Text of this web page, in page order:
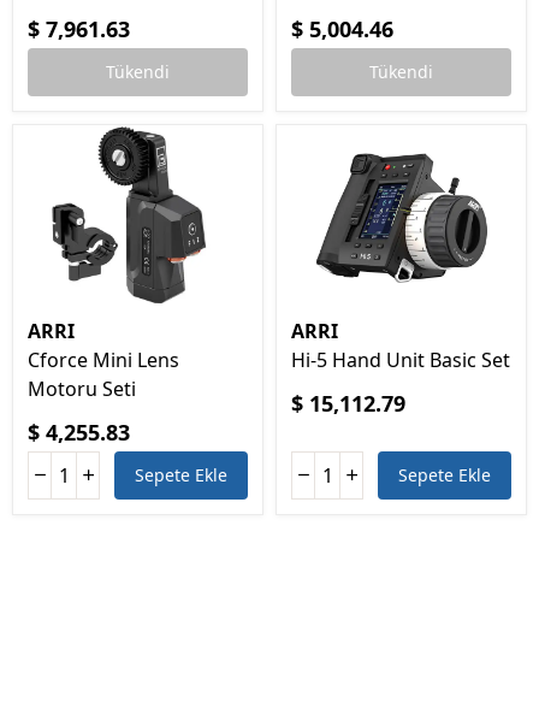
$ 7,961.63
Tükendi
$ 5,004.46
Tükendi
ARRI
Cforce Mini Lens
Motoru Seti
$ 4,255.83
Sepete Ekle
ARRI
Hi-5 Hand Unit Basic Set
$ 15,112.79
Sepete Ekle